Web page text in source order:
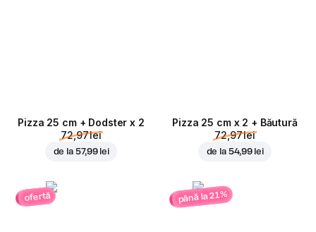
Pizza 25 cm + Dodster x 2
72,97 lei
de la 57,99 lei
Pizza 25 cm x 2 + Băutură
72,97 lei
de la 54,99 lei
ofertă până la 21%